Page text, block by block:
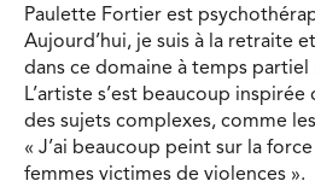
Paulette Fortier est
Aujourd’hui, je suis à la retraite
dans ce domaine à temps partiel
L’artiste s’est beaucoup
des sujets complexes, comme
« J’ai beaucoup peint sur la
femmes victimes de violences ».